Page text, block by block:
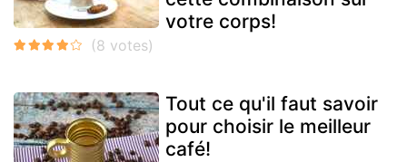
votre corps!
Tout ce qu'il faut savoir
pour choisir le meilleur
café!